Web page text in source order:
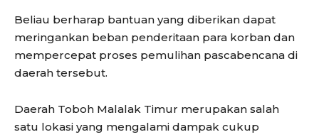
Beliau berharap bantuan yang diberikan dapat
meringankan beban penderitaan para korban dan
mempercepat proses pemulihan pascabencana di
daerah tersebut.
Daerah Toboh Malalak Timur merupakan salah
satu lokasi yang mengalami dampak cukup